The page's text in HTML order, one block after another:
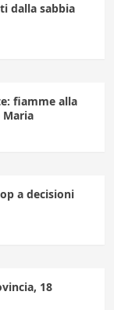
dalla sabbia
fiamme alla
Maria
a decisioni
18